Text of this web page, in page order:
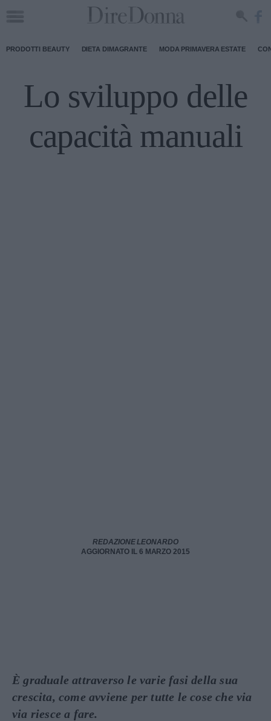
PRODOTTI BEAUTY DIETA DIMAGRANTE MODA PRIMAVERA ESTATE
Lo sviluppo delle
capacità manuali
REDAZIONE LEONARDO
AGGIORNATO IL 6 MARZO 2015
È graduale attraverso le varie fasi della sua
crescita, come avviene per tutte le cose che via
via riesce a fare.